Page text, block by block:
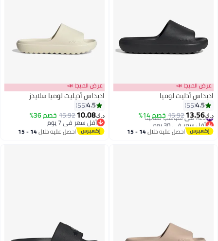
6
عرض الميجا 📣
اديداس أدليت لوميا
4.5
55
د.ك‏13.56
15.92خصم 14% #23 في شباشب نسائية
أقل سعر في 30 يوم
#23 في شباشب نسائية احصل عليه خلال 14 - 15
6
عرض الميجا 📣
اديداس أديليت لوميا سلايدز
4.5
55
د.ك‏10.08
15.92خصم 36%
أقل سعر في 7 يوم
أقل سعر في 7 يوماحصل عليه خلال 14 - 15